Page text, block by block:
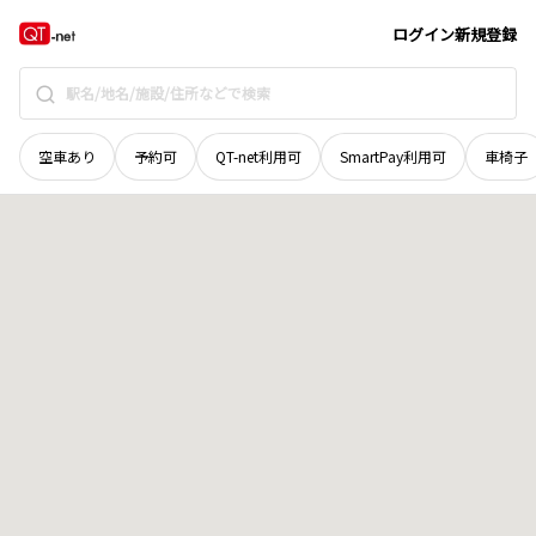
ログイン新規登録
空車あり 予約可 QT-net利用可 SmartPay利用可 車椅子
鳥取県